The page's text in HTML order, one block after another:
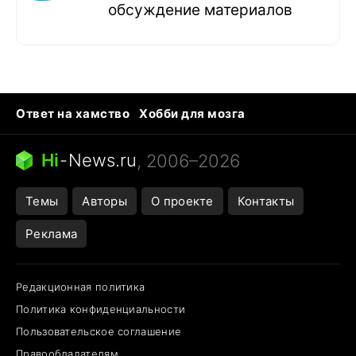
обсуждение материалов
Ответ на хамство
Хобби для мозга
Бензин 100 vs 95
Тунцы в океанариуме
Следующая пандемия
Hi-News.ru, 2006–2026
Темы Авторы О проекте Контакты
Реклама
Редакционная политика
Политика конфиденциальности
Пользовательское соглашение